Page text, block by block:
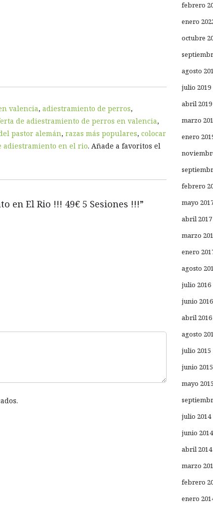
valencia, adiestramiento de perros,
de adiestramiento de perros en valencia,
pastor alemán, razas más populares, colocar
adiestramiento en el rio. Añade a favoritos el
en El Rio !!! 49€ 5 Sesiones !!!”
febrero
enero
octubre
agosto
julio 2019
abril 2019
marzo
enero
febrero
mayo
abril 2017
marzo
enero
agosto
julio 2016
junio 2016
abril 2016
agosto
julio 2015
junio 2015
mayo 2015
julio 2014
junio 2014
abril 2014
marzo
febrero
enero